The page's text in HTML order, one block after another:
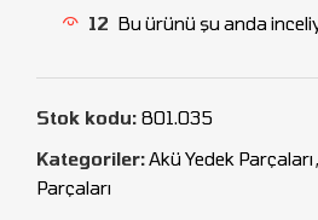
12 Bu ürünü şu anda
Stok kodu: 801.035
Kategoriler:Akü Yedek Parçaları,
Parçaları